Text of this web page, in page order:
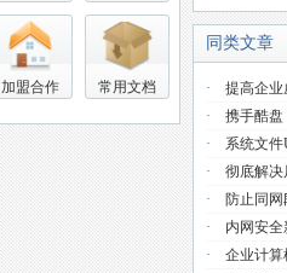
加盟合作 常用文档
同类文章
· 提高企业
· 携手酷盘
· 系统文件
· 彻底解决
· 防止同
· 内网安
· 企业计算